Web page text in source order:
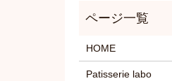
HOME
Patisserie labo